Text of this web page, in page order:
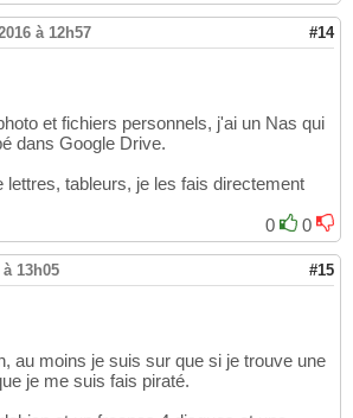
à 12h57 #14
et fichiers personnels, j'ai un Nas qui
dans Google Drive.
lettres, tableurs, je les fais directement
0
0
à 13h05 #15
au moins je suis sur que si je trouve une
je me suis fais piraté.